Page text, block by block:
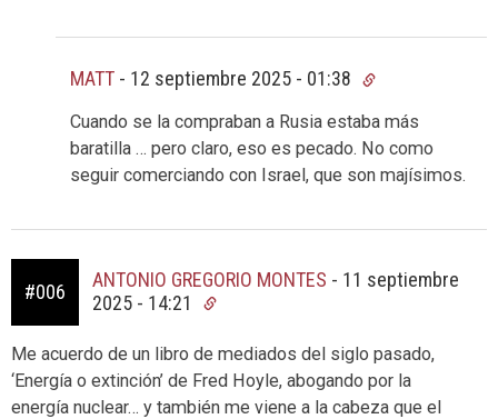
MATT - 12 septiembre 2025 - 01:38
Cuando se la compraban a Rusia estaba más
baratilla … pero claro, eso es pecado. No como
seguir comerciando con Israel, que son majísimos.
#006
ANTONIO GREGORIO MONTES - 11 septiembre
2025 - 14:21
Me acuerdo de un libro de mediados del siglo pasado,
‘Energía o extinción’ de Fred Hoyle, abogando por la
energía nuclear… y también me viene a la cabeza que el